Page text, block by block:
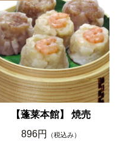
【蓬莱本館】 焼売
896円
（税込み）